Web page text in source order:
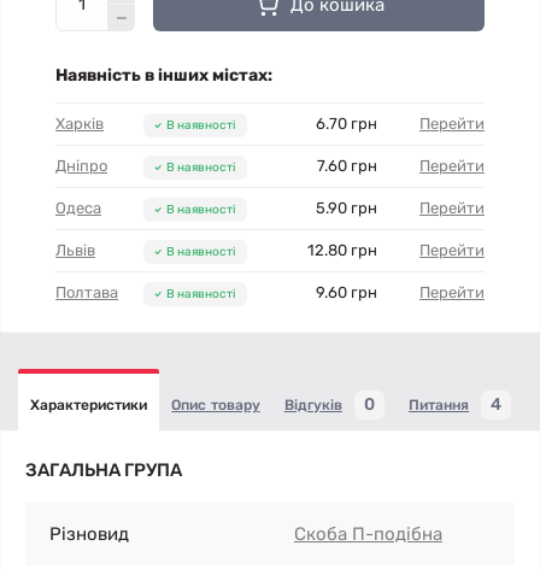
До кошика
Наявність в інших містах:
Харків В наявності 6.70 грн Перейти
Дніпро В наявності 7.60 грн Перейти
Одеса В наявності 5.90 грн Перейти
Львів В наявності 12.80 грн Перейти
Полтава В наявності 9.60 грн Перейти
Характеристики Опис товару Відгуків 0 Питання 4
ЗАГАЛЬНА ГРУПА
Різновид Скоба П-подібна